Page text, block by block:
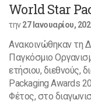
World Star
την27 Ιανουαρίου,
Ανακοινώθηκαν τη
Παγκόσμιο
ετήσιου, διεθνούς,
Packaging Awards
Φέτος, στο